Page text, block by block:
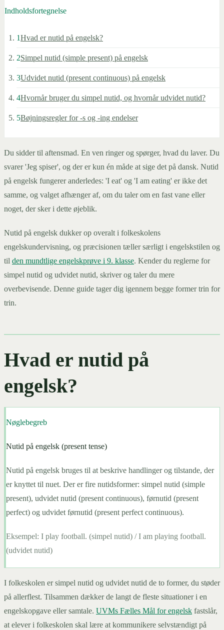
Indholdsfortegnelse
1Hvad er nutid på engelsk?
2Simpel nutid (simple present) på engelsk
3Udvidet nutid (present continuous) på engelsk
4Hvornår bruger du simpel nutid, og hvornår udvidet nutid?
5Bøjningsregler for -s og -ing endelser
Du sidder til aftensmad. En ven ringer og spørger, hvad du laver. Du
svarer 'Jeg spiser', og der er kun én måde at sige det på dansk. Nutid
på engelsk fungerer anderledes: 'I eat' og 'I am eating' er ikke det
samme, og valget afhænger af, om du taler om en fast vane eller
noget, der sker i dette øjeblik.
Nutid på engelsk dukker op overalt i folkeskolens
engelskundervisning, og præcisionen tæller særligt i engelskstilen og
til den mundtlige engelskprøve i 9. klasse. Kender du reglerne for
simpel nutid og udvidet nutid, skriver og taler du mere
overbevisende. Denne guide tager dig igennem begge former trin for
trin.
Hvad er nutid på
engelsk?
Nøglebegreb
Nutid på engelsk (present tense)
Nutid på engelsk bruges til at beskrive handlinger og tilstande, der
er knyttet til nuet. Der er fire nutidsformer: simpel nutid (simple
present), udvidet nutid (present continuous), førnutid (present
perfect) og udvidet førnutid (present perfect continuous).
Eksempel: I play football. (simpel nutid) / I am playing football.
(udvidet nutid)
I folkeskolen er simpel nutid og udvidet nutid de to former, du støder
på allerflest. Tilsammen dækker de langt de fleste situationer i en
engelskopgave eller samtale. UVMs Fælles Mål for engelsk fastslår,
at elever i folkeskolen skal lære at kommunikere selvstændigt på